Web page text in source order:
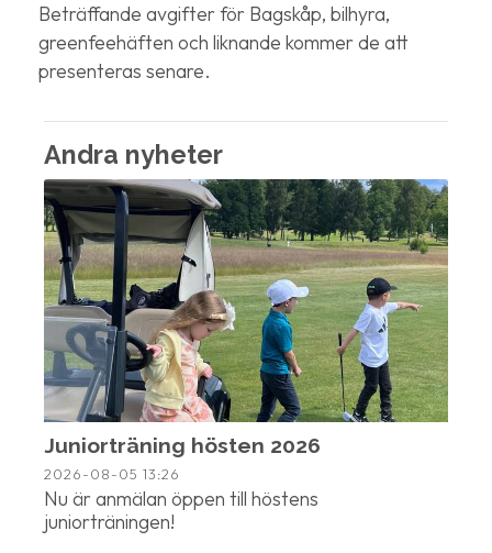
Beträffande avgifter för Bagskåp, bilhyra,
greenfeehäften och liknande kommer de att
presenteras senare.
Andra nyheter
Juniorträning hösten 2026
2026-08-05 13:26
Nu är anmälan öppen till höstens
juniorträningen!